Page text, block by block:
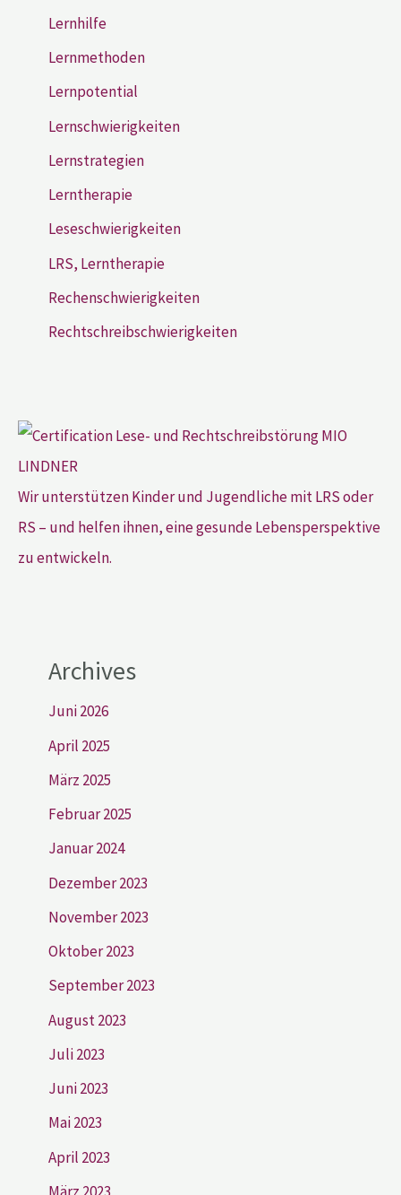
Lernhilfe
Lernmethoden
Lernpotential
Lernschwierigkeiten
Lernstrategien
Lerntherapie
Leseschwierigkeiten
LRS, Lerntherapie
Rechenschwierigkeiten
Rechtschreibschwierigkeiten
Wir unterstützen Kinder und Jugendliche mit LRS oder
RS – und helfen ihnen, eine gesunde Lebensperspektive
zu entwickeln.
Archives
Juni 2026
April 2025
März 2025
Februar 2025
Januar 2024
Dezember 2023
November 2023
Oktober 2023
September 2023
August 2023
Juli 2023
Juni 2023
Mai 2023
April 2023